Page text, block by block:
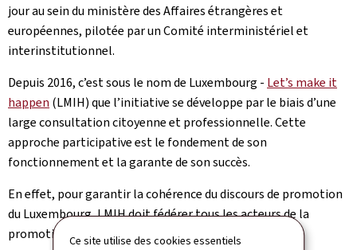
Ce site utilise des cookies essentiels
jour au sein du ministère des Affaires étrangères et
européennes, pilotée par un Comité interministériel et
interinstitutionnel.
Depuis 2016, c’est sous le nom de Luxembourg - Let’s make it
happen (LMIH) que l’initiative se développe par le biais d’une
large consultation citoyenne et professionnelle. Cette
approche participative est le fondement de son
fonctionnement et la garante de son succès.
En effet, pour garantir la cohérence du discours de promotion
du Luxembourg, LMIH doit fédérer tous les acteurs de la
promotion.